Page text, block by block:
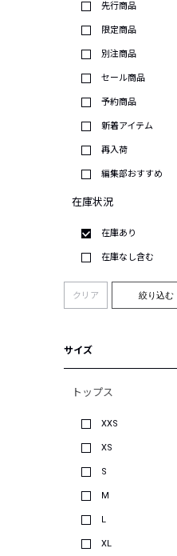
先行商品
限定商品
別注商品
セール商品
予約商品
新着アイテム
再入荷
編集部おすすめ
在庫状況
在庫あり
在庫なし含む
クリア 絞り込む
サイズ
トップス
XXS
XS
S
M
L
XL